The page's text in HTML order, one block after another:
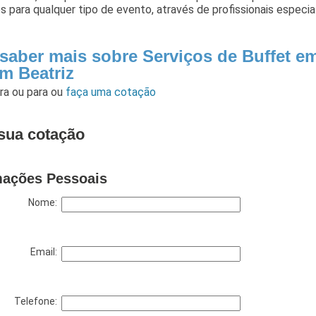
para qualquer tipo de evento, através de profissionais
mais sobre Serviços de Buffet
Beatriz
ou paraou faça uma cotação
cotação
Pessoais
Nome:
Email:
Telefone: